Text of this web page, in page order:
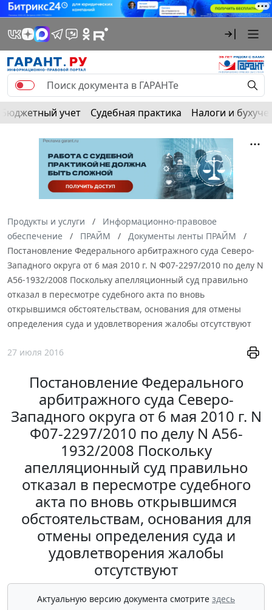
Бюджетный учет Судебная практика Налоги и
Продукты и услуги
Информационно-правовое
обеспечение
ПРАЙМ
Документы ленты ПРАЙМ
Постановление Федерального арбитражного суда Северо-
Западного округа от 6 мая 2010 г. N Ф07-2297/2010 по делу N
А56-1932/2008 Поскольку апелляционный суд правильно
отказал в пересмотре судебного акта по вновь
открывшимся обстоятельствам, основания для отмены
определения суда и удовлетворения жалобы отсутствуют
27 июля 2016
Постановление Федерального
арбитражного суда Северо-
Западного округа от 6 мая 2010 г. N
Ф07-2297/2010 по делу N А56-
1932/2008 Поскольку
апелляционный суд правильно
отказал в пересмотре судебного
акта по вновь открывшимся
обстоятельствам, основания для
отмены определения суда и
удовлетворения жалобы
отсутствуют
Актуальную версию документа смотрите здесь